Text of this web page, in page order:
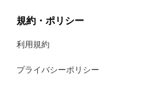
規約・ポリシー
利用規約
プライバシーポリシー